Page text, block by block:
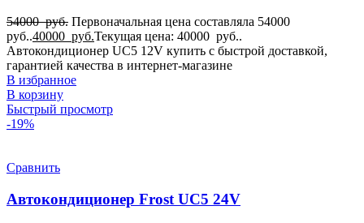
54000руб. Первоначальная цена составляла 54000
руб..40000 руб.Текущая цена: 40000 руб..
Автокондиционер UC5 12V купить с быстрой доставкой,
гарантией качества в интернет-магазине
В избранное
В корзину
Быстрый просмотр
-19%
Сравнить
Автокондиционер Frost UC5 24V